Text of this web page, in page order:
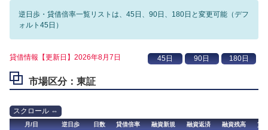
逆日歩・貸借倍率一覧リストは、45日、90日、180日と変更可能（デフ
ォルト45日）
貸借情報【更新日】2026年8月7日
市場区分：東証
月/日 逆日歩 日数 貸借倍率 融資新規 融資返済 融資残高
貸